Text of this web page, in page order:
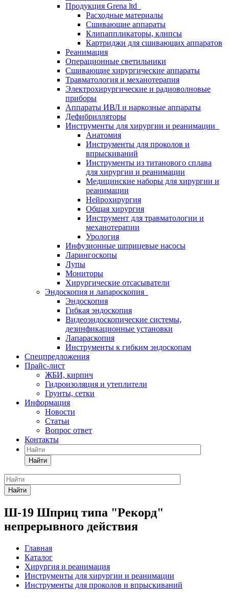
Продукция Grena ltd
Расходные материалы
Сшивающие аппараты
Клипаппликаторы, клипсы
Картриджи для сшивающих аппаратов
Реанимация
Операционные светильники
Сшивающие хирургические аппараты
Травматология и механотерапия
Электрохирургические и радиоволновые
приборы
Аппараты ИВЛ и наркозные аппараты
Дефибрилляторы
Инструменты для хирургии и реанимации
Анатомия
Инструменты для проколов и
впрыскиваний
Инструменты из титанового сплава
для хирургии и реанимации
Медицинские наборы для хирургии и
реанимации
Нейрохирургия
Общая хирургия
Инструмент для травматологии и
механотерапии
Урология
Инфузионные шприцевые насосы
Ларингоскопы
Лупы
Мониторы
Хирургические отсасыватели
Эндоскопия и лапароскопия
Эндоскопия
Гибкая эндоскопия
Видеоэндоскопические системы,
дезинфикационные установки
Лапараскопия
Инструменты к гибким эндоскопам
Спецпредложения
Прайс-лист
ЖБИ, кирпич
Гидроизоляция и утеплители
Грунты, сетки
Информация
Новости
Статьи
Вопрос ответ
Контакты
Найти
Найти
Ш-19 Шприц типа "Pекорд"
непрерывного действия
Главная
Каталог
Хирургия и реанимация
Инструменты для хирургии и реанимации
Инструменты для проколов и впрыскиваний